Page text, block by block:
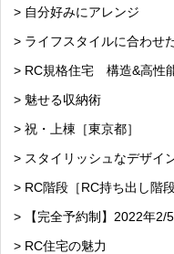
> 自分好みにアレンジ
> ライフスタイルに合わせ
> RC規格住宅 構造&高性
> 魅せる収納術
> 祝・上棟［東京都］
> スタイリッシュなデザイ
> RC階段［RC持ち出し階段
> 【完全予約制】2022年2/
> RC住宅の魅力